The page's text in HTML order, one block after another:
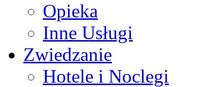
Opieka
Inne Usługi
Zwiedzanie
Hotele i Noclegi